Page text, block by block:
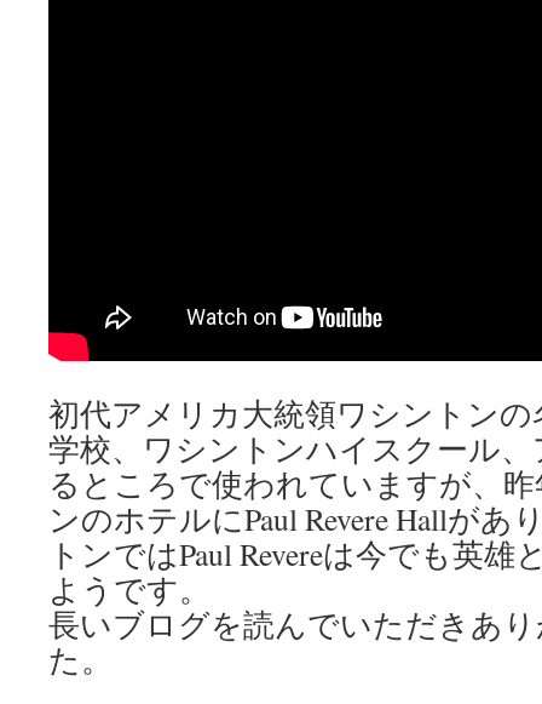
初代アメリカ大統領ワシントン
学校、ワシントンハイスクール
るところで使われていますが、
ンのホテルにPaul Revere Hallが
トンではPaul Revereは今でも英
ようです。
長いブログを読んでいただきあ
た。